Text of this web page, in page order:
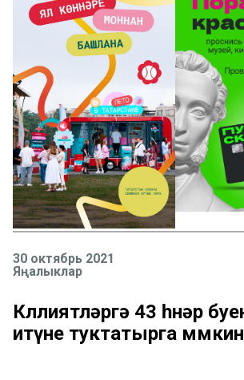
30 октябрь 2021
Яңалыклар
Көллиятләргә 43 һөнәр
итүне туктатырга